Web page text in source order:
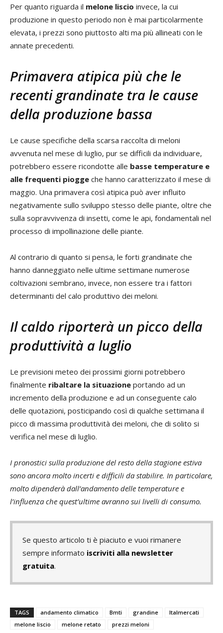
Per quanto riguarda il melone liscio invece, la cui
produzione in questo periodo non è mai particolarmente
elevata, i prezzi sono piuttosto alti ma più allineati con le
annate precedenti.
Primavera atipica più che le
recenti grandinate tra le cause
della produzione bassa
Le cause specifiche della scarsa raccolta di meloni
avvenuta nel mese di luglio, pur se difficili da individuare,
potrebbero essere ricondotte alle basse temperature e
alle frequenti piogge che hanno caratterizzato il mese di
maggio. Una primavera così atipica può aver influito
negativamente sullo sviluppo stesso delle piante, oltre che
sulla sopravvivenza di insetti, come le api, fondamentali nel
processo di impollinazione delle piante.
Al contrario di quanto si pensa, le forti grandinate che
hanno danneggiato nelle ultime settimane numerose
coltivazioni sembrano, invece, non essere tra i fattori
determinanti del calo produttivo dei meloni.
Il caldo riporterà un picco della
produttività a luglio
Le previsioni meteo dei prossimi giorni potrebbero
finalmente ribaltare la situazione portando ad un
incremento della produzione e ad un conseguente calo
delle quotazioni, posticipando così di qualche settimana il
picco di massima produttività dei meloni, che di solito si
verifica nel mese di luglio.
I pronostici sulla produzione del resto della stagione estiva
sono ancora molto incerti e difficili da stabilire. In particolare,
molto dipenderà dall’andamento delle temperature e
l’influenza che quest’ultime avranno sui livelli di consumo.
Se questo articolo ti è piaciuto e vuoi rimanere
sempre informato iscriviti alla newsletter
gratuita.
TAGS andamento climatico Bmti grandine
Italmercati
melone liscio
melone retato prezzi meloni